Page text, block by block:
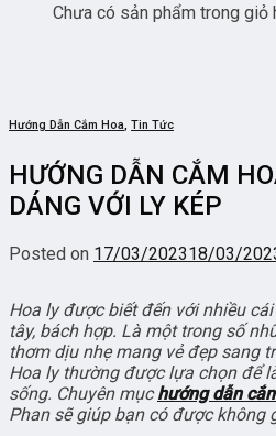
Chưa có sản phẩm trong giỏ
Hướng Dẫn Cắm Hoa, Tin Tức
HƯỚNG DẪN CẮM
DÁNG VỚI LY KÉP
Posted on 17/03/202318/03/
Hoa ly được biết đến với nhiều
tây, bách hợp. Là một trong số
thơm dịu nhẹ mang vẻ đẹp sang
Hoa ly thường được lựa chọn để
sống. Chuyên mụchướng dẫn
Phan sẽ giúp bạn có được không